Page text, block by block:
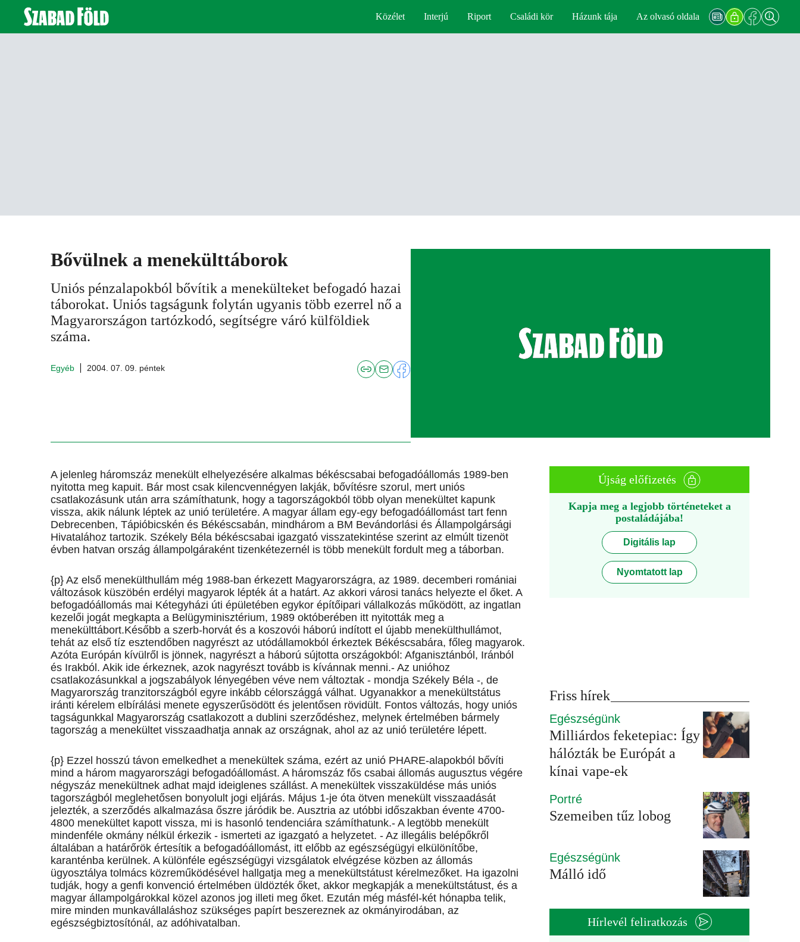
Közélet Interjú Riport Családi kör Házunk tája Az olvasó oldala
Bővülnek a menekülttáborok
Uniós pénzalapokból bővítik a menekülteket befogadó hazai
táborokat. Uniós tagságunk folytán ugyanis több ezerrel nő a
Magyarországon tartózkodó, segítségre váró külföldiek
száma.
Egyéb 2004. 07. 09. péntek
A jelenleg háromszáz menekült elhelyezésére alkalmas békéscsabai befogadóállomás 1989-ben
nyitotta meg kapuit. Bár most csak kilencvennégyen lakják, bővítésre szorul, mert uniós
csatlakozásunk után arra számíthatunk, hogy a tagországokból több olyan menekültet kapunk
vissza, akik nálunk léptek az unió területére. A magyar állam egy-egy befogadóállomást tart fenn
Debrecenben, Tápióbicskén és Békéscsabán, mindhárom a BM Bevándorlási és Állampolgársági
Hivatalához tartozik. Székely Béla békéscsabai igazgató visszatekintése szerint az elmúlt tizenöt
évben hatvan ország állampolgáraként tizenkétezernél is több menekült fordult meg a táborban.
{p} Az első menekülthullám még 1988-ban érkezett Magyarországra, az 1989. decemberi romániai
változások küszöbén erdélyi magyarok lépték át a határt. Az akkori városi tanács helyezte el őket. A
befogadóállomás mai Kétegyházi úti épületében egykor építőipari vállalkozás működött, az ingatlan
kezelői jogát megkapta a Belügyminisztérium, 1989 októberében itt nyitották meg a
menekülttábort.Később a szerb-horvát és a koszovói háború indított el újabb menekülthullámot,
tehát az első tíz esztendőben nagyrészt az utódállamokból érkeztek Békéscsabára, főleg magyarok.
Azóta Európán kívülről is jönnek, nagyrészt a háború sújtotta országokból: Afganisztánból, Iránból
és Irakból. Akik ide érkeznek, azok nagyrészt tovább is kívánnak menni.- Az unióhoz
csatlakozásunkkal a jogszabályok lényegében véve nem változtak - mondja Székely Béla -, de
Magyarország tranzitországból egyre inkább célországgá válhat. Ugyanakkor a menekültstátus
iránti kérelem elbírálási menete egyszerűsödött és jelentősen rövidült. Fontos változás, hogy uniós
tagságunkkal Magyarország csatlakozott a dublini szerződéshez, melynek értelmében bármely
tagország a menekültet visszaadhatja annak az országnak, ahol az az unió területére lépett.
{p} Ezzel hosszú távon emelkedhet a menekültek száma, ezért az unió PHARE-alapokból bővíti
mind a három magyarországi befogadóállomást. A háromszáz fős csabai állomás augusztus végére
négyszáz menekültnek adhat majd ideiglenes szállást. A menekültek visszaküldése más uniós
tagországból meglehetősen bonyolult jogi eljárás. Május 1-je óta ötven menekült visszaadását
jelezték, a szerződés alkalmazása őszre járódik be. Ausztria az utóbbi időszakban évente 4700-
4800 menekültet kapott vissza, mi is hasonló tendenciára számíthatunk.- A legtöbb menekült
mindenféle okmány nélkül érkezik - ismerteti az igazgató a helyzetet. - Az illegális belépőkről
általában a határőrök értesítik a befogadóállomást, itt előbb az egészségügyi elkülönítőbe,
karanténba kerülnek. A különféle egészségügyi vizsgálatok elvégzése közben az állomás
ügyosztálya tolmács közreműködésével hallgatja meg a menekültstátust kérelmezőket. Ha igazolni
tudják, hogy a genfi konvenció értelmében üldözték őket, akkor megkapják a menekültstátust, és a
magyar állampolgárokkal közel azonos jog illeti meg őket. Ezután még másfél-két hónapba telik,
mire minden munkavállaláshoz szükséges papírt beszereznek az okmányirodában, az
egészségbiztosítónál, az adóhivatalban.
Újság előfizetés
Kapja meg a legjobb történeteket a
postaládájába!
Digitális lap
Nyomtatott lap
Friss hírek
Egészségünk
Milliárdos feketepiac: Így
hálózták be Európát a
kínai vape-ek
Portré
Szemeiben tűz lobog
Egészségünk
Málló idő
Hírlevél feliratkozás